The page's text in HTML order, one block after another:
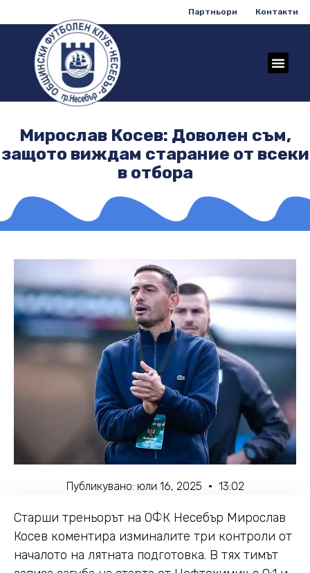
Партньори Контакти
Мирослав Косев: Доволен съм,
защото виждам старание от всеки
в отбора
Публикувано: юли 16, 2025 13:02
Старши треньорът на ОФК Несебър Мирослав
Косев коментира изминалите три контроли от
началото на лятната подготовка. В тях тимът